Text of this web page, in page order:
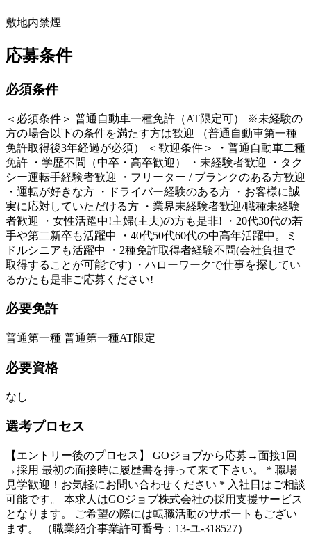
敷地内禁煙
応募条件
必須条件
＜必須条件＞ 普通自動車一種免許（AT限定可） ※未経験の
方の場合以下の条件を満たす方は歓迎 （普通自動車第一種
免許取得後3年経過が必須） ＜歓迎条件＞ ・普通自動車二種
免許 ・学歴不問（中卒・高卒歓迎） ・未経験者歓迎 ・タク
シー運転手経験者歓迎 ・フリーター / ブランクのある方歓迎
・運転が好きな方 ・ドライバー経験のある方 ・お客様に誠
実に応対していただける方 ・業界未経験者歓迎/職種未経験
者歓迎 ・女性活躍中!主婦(主夫)の方も是非! ・20代30代の若
手や第二新卒も活躍中 ・40代50代60代の中高年活躍中。ミ
ドルシニアも活躍中 ・2種免許取得者経験不問(会社負担で
取得することが可能です) ・ハローワークで仕事を探してい
るかたも是非ご応募ください!
必要免許
普通第一種 普通第一種AT限定
必要資格
なし
選考プロセス
【エントリー後のプロセス】 GOジョブから応募→面接1回
→採用 最初の面接時に履歴書を持って来て下さい。 * 職場
見学歓迎！お気軽にお問い合わせください * 入社日はご相談
可能です。 本求人はGOジョブ株式会社の採用支援サービス
となります。 ご希望の際には転職活動のサポートもござい
ます。 （職業紹介事業許可番号：13-ユ-318527）